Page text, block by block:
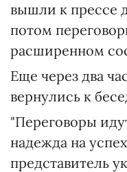
вышли к прессе
потом
расширенном
Еще через два
вернулись к
"Переговоры
надежда на
представитель